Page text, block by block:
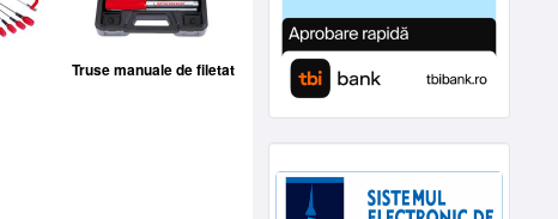
Truse manuale de filetat